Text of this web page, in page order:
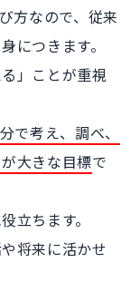
方なので、従来
につきます。
」ことが重視
で考え、調べ、
大きな目標で
立ちます。
将来に活かせ